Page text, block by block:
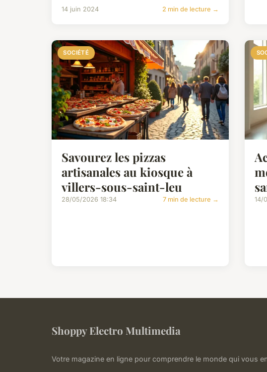
14 juin 2024 2 min de lecture →
SOCIÉTÉ
Savourez les pizzas
artisanales au kiosque à
villers-sous-saint-leu
28/05/2026 18:34 7 min de lecture → 14/
Shoppy Electro Multimedia
Votre magazine en ligne pour comprendre le monde qui vous